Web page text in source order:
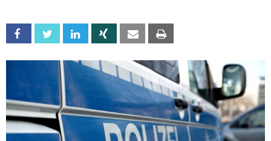
Facebook Twitter Linkedin Xing Email